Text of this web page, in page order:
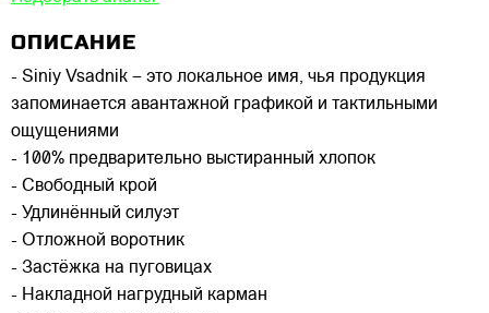
ОПИСАНИЕ
- Siniy Vsadnik – это локальное имя, чья продукция
запоминается авантажной графикой и тактильными
ощущениями
- 100% предварительно выстиранный хлопок
- Свободный крой
- Удлинённый силуэт
- Отложной воротник
- Застёжка на пуговицах
- Накладной нагрудный карман